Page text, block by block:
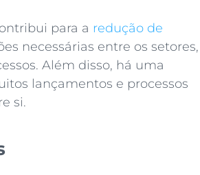
para a redução de
necessárias entre os setores,
Além disso, há uma
lançamentos e processos
si.